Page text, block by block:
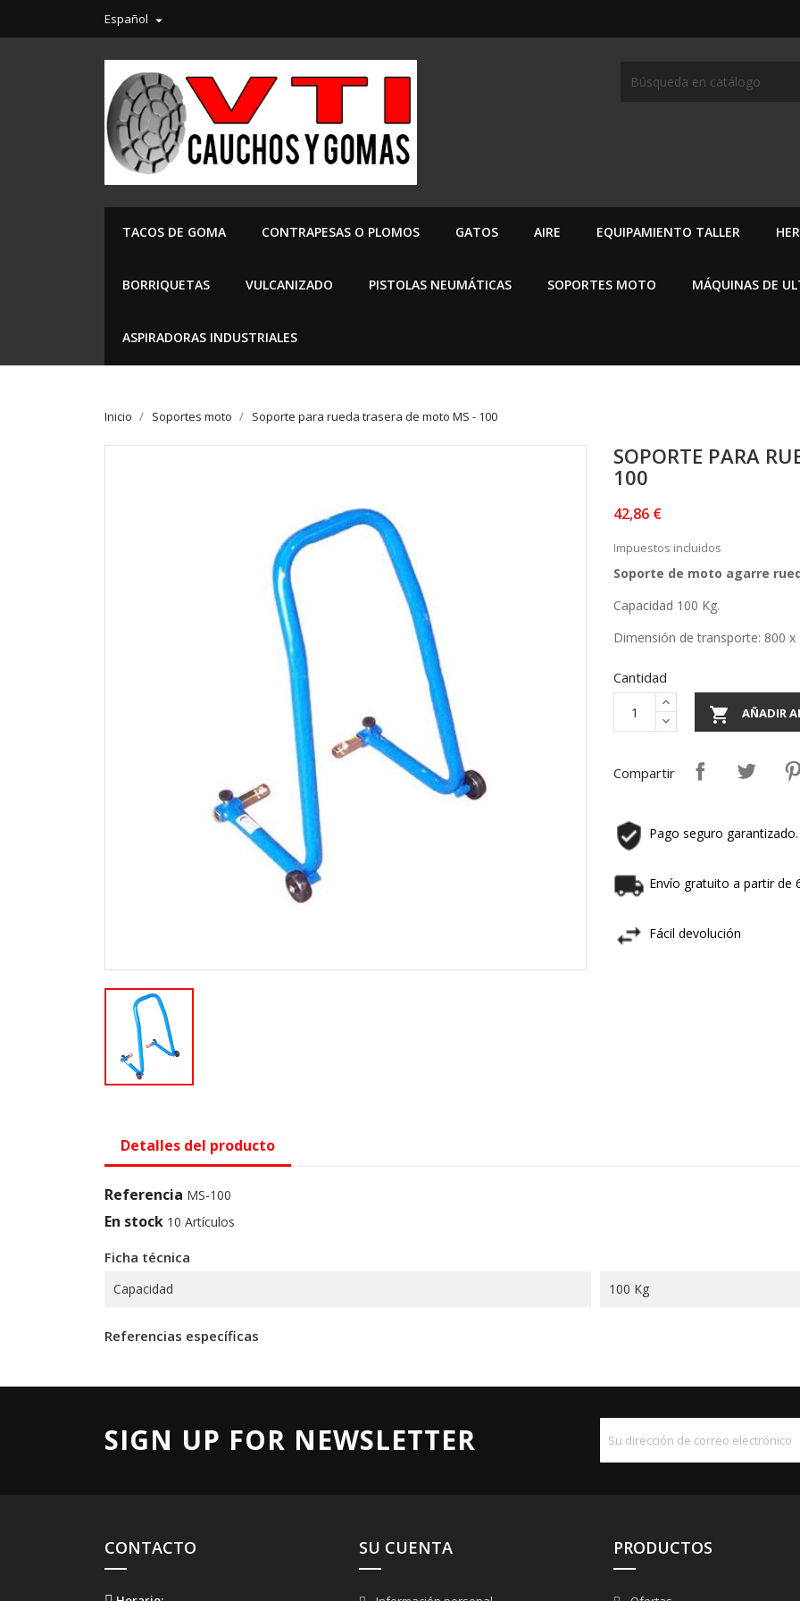
Español 
TACOS DE GOMA CONTRAPESAS O PLOMOS GATOS AIRE EQUIPAMIENTO TALLER
BORRIQUETAS VULCANIZADO PISTOLAS NEUMÁTICAS SOPORTES MOTO MÁQUINAS DE
ASPIRADORAS INDUSTRIALES
Inicio Soportes moto Soporte para rueda trasera de moto MS - 100
SOPORTE PARA
100
42,86 €
Impuestos incluidos
Soporte de moto agarre
Capacidad 100 Kg.
Dimensión de transporte: 800 x
Cantidad
 AÑADIR
Compartir
Pago seguro garantizado.
Envío gratuito a partir de
Fácil devolución
Detalles del producto
Referencia MS-100
En stock 10 Artículos
Ficha técnica
Capacidad 100 Kg
Referencias específicas
SIGN UP FOR NEWSLETTER
CONTACTO SU CUENTA PRODUCTOS